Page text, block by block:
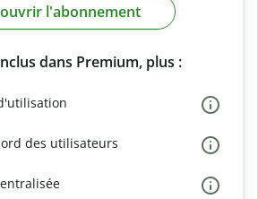
l'abonnement
dans Premium, plus :
des utilisateurs